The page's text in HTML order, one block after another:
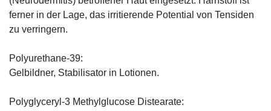
ferner in der Lage, das irritierende Potential von Tensiden
zu verringern.
Polyurethane-39:
Gelbildner, Stabilisator in Lotionen.
Polyglyceryl-3 Methylglucose Distearate: